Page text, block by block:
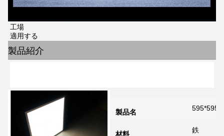
工場
適用する
製品紹介
製品名 595*595
材料 鉄